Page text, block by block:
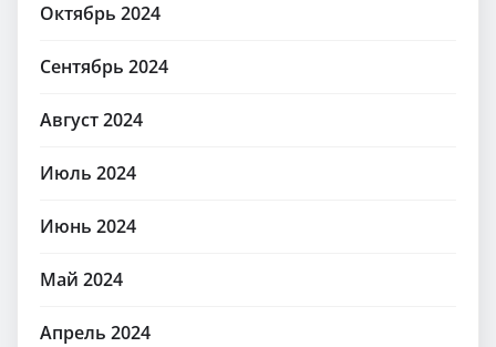
Октябрь 2024
Сентябрь 2024
Август 2024
Июль 2024
Июнь 2024
Май 2024
Апрель 2024